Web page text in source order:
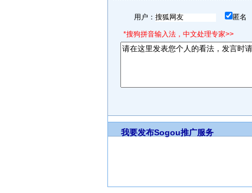
用户： 匿名
*搜狗拼音输入法，中文处理专家>>
我要发布Sogou推广服务